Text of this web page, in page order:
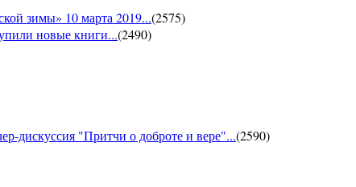
зимы» 10 марта 2019...(2575)
новые книги...(2490)
дискуссия "Притчи о доброте и вере"...(2590)